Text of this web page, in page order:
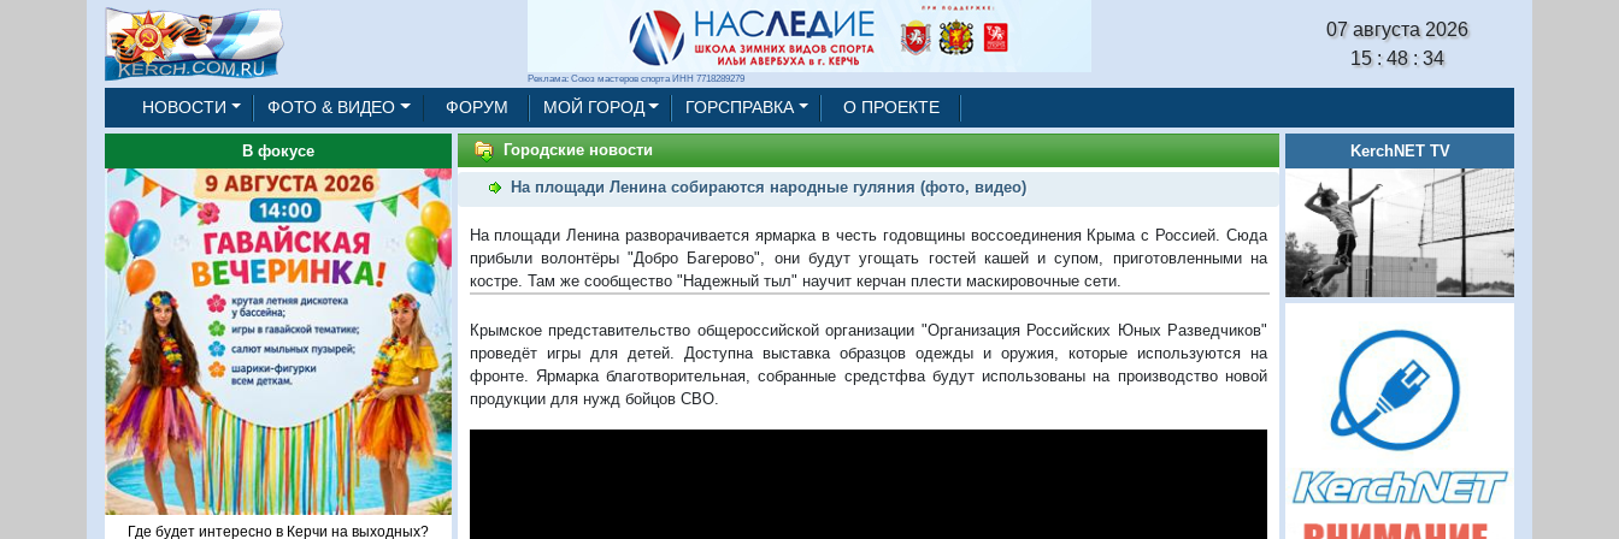
Реклама: Союз мастеров спорта ИНН 7718289279
07 августа 2026
15 : 48 : 35
НОВОСТИ ФОТО & ВИДЕО ФОРУМ МОЙ ГОРОД ГОРСПРАВКА О ПРОЕКТЕ
В фокусе
Где будет интересно в Керчи на выходных?
Городские новости
На площади Ленина собираются народные гуляния (фото, видео)
На площади Ленина разворачивается ярмарка в честь годовщины воссоединения Крыма с Россией. Сюда
прибыли волонтёры "Добро Багерово", они будут угощать гостей кашей и супом, приготовленными на
костре. Там же сообщество "Надежный тыл" научит керчан плести маскировочные сети.
Крымское представительство общероссийской организации "Организация Российских Юных Разведчиков"
проведёт игры для детей. Доступна выставка образцов одежды и оружия, которые используются на
фронте. Ярмарка благотворительная, собранные средстфва будут использованы на производство новой
продукции для нужд бойцов СВО.
KerchNET TV